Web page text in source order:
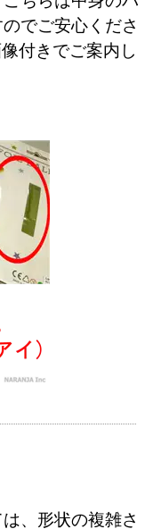
でご安心くださ
付きでご案内し
、形状の複雑さ